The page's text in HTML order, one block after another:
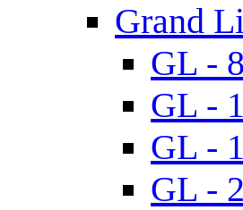
Grand
GL - 8
GL -
GL -
GL -